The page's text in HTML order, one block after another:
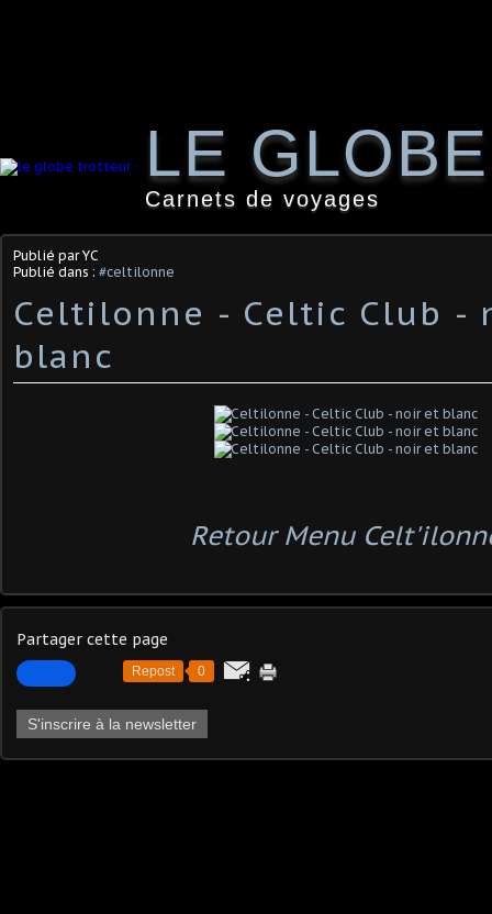
LE
Carnets de voyages
Publié par YC
Publié dans : #celtilonne
Celtilonne - Celtic Club -
blanc
Retour Menu
Partager cette page
Repost 0
S'inscrire à la newsletter